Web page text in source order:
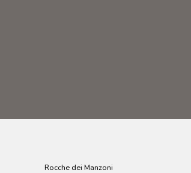
Rocche dei Manzoni